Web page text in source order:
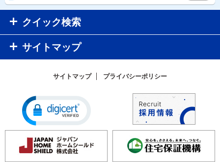
クイック検索
サイトマップ
サイトマップ プライバシーポリシー